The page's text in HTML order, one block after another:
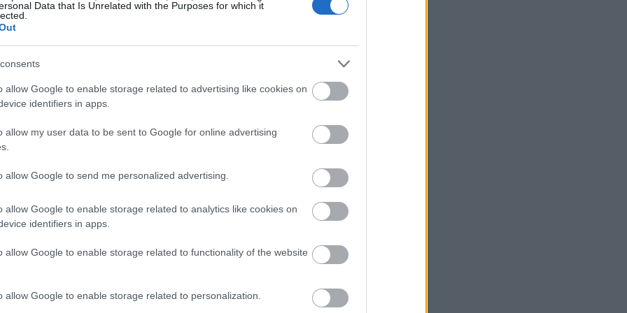
Data that Is Unrelated with the Purposes for which it
allow Google to enable storage related to advertising like cookies on
identifiers in apps.
allow my user data to be sent to Google for online advertising
allow Google to send me personalized advertising.
allow Google to enable storage related to analytics like cookies on
identifiers in apps.
allow Google to enable storage related to functionality of the website
allow Google to enable storage related to personalization.
αντιμετώπιση που είχαμε τότε στην
στη χώρα και να θεωρείται η Ελλάδα
το 2021 στα 10,5-11 δις ευρώ έσοδα
οικονομίας και οι κίνδυνοι της
επενδυτικής έκρηξης
εξουσίας εκθέτει τη χώρα διεθνώς»
19:37
Δικαστικό μπλόκο στην αίθουσα χορού
του Τραμπ στο Λευκό Οίκο
Μπάρκιν (Fed): «Τα στοιχεία για την
αγορά εργασίας συμβαδίζουν με τις
Καταβλήθηκαν 33,58 εκατ. ευρώ σε
67.746 δικαιούχους για την αγορά
λιπασμάτων
Ευρωαγορές: Η καλύτερη εβδομάδα
Stoxx 600
- Στο 100% η πληρότητα σε πολλά
δρομολόγια για Κυκλάδες